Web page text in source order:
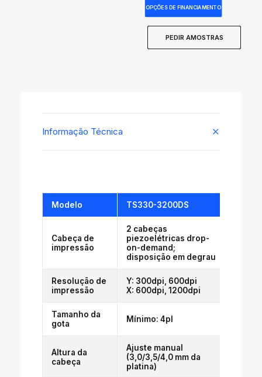
OPÇÕES DE FINANCIAMENTO
PEDIR AMOSTRAS
Informação Técnica
Modelo TS330-3200DS
Cabeça de
impressão
2 cabeças
piezoelétricas drop-
on-demand;
disposição em degrau
Resolução de
impressão
Y: 300dpi, 600dpi
X: 600dpi, 1200dpi
Tamanho da
gota
Mínimo: 4pl
Altura da
cabeça
Ajuste manual
(3,0/3,5/4,0 mm da
platina)